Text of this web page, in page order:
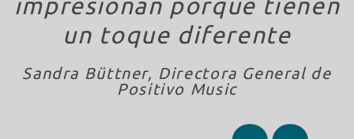
impresionan porque tienen
un toque diferente
Sandra Büttner, Directora General de
Positivo Music